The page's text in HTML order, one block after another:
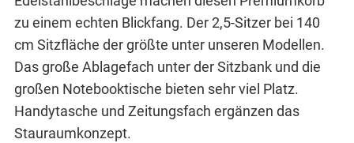
zu einem echten Blickfang. Der 2,5-Sitzer bei 140
cm Sitzfläche der größte unter unseren Modellen.
Das große Ablagefach unter der Sitzbank und die
großen Notebooktische bieten sehr viel Platz.
Handytasche und Zeitungsfach ergänzen das
Stauraumkonzept.